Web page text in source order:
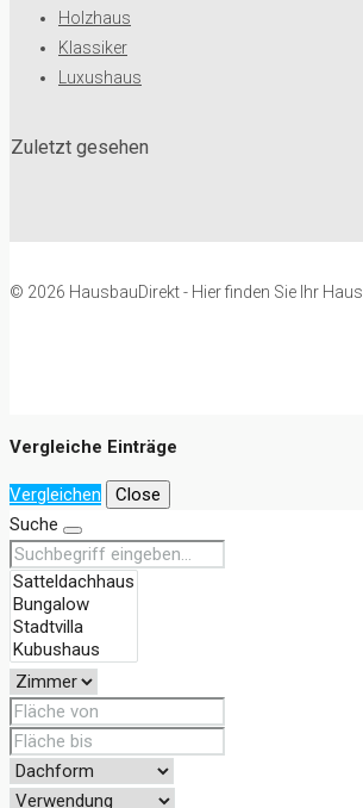
Holzhaus
Klassiker
Luxushaus
Zuletzt gesehen
© 2026 HausbauDirekt - Hier finden Sie Ihr Haus
Vergleiche Einträge
Vergleichen
Close
Suche